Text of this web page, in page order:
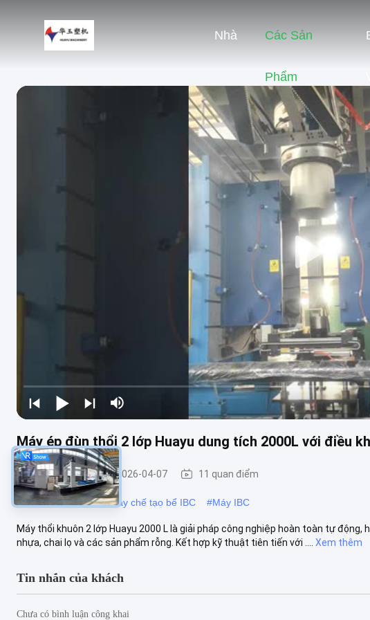
Nhà Các Sản
Phẩm
Máy ép đùn thổi 2 lớp Huayu dung tích 2000L với điều
Máy đúc IBC 2026-04-07 11 quan điểm
# Máy đúc hơi lớn #Máy chế tạo bể IBC #Máy IBC
Máy thổi khuôn 2 lớp Huayu 2000 L là giải pháp công nghiệp hoàn toàn tự
nhựa, chai lọ và các sản phẩm rỗng. Kết hợp kỹ thuật tiên tiến với ....
Xem thêm
Tin nhắn của khách
Chưa có bình luận công khai